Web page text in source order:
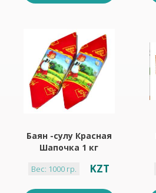
Баян -сулу Красная
Шапочка 1 кг
Вес: 1000 гр. KZT